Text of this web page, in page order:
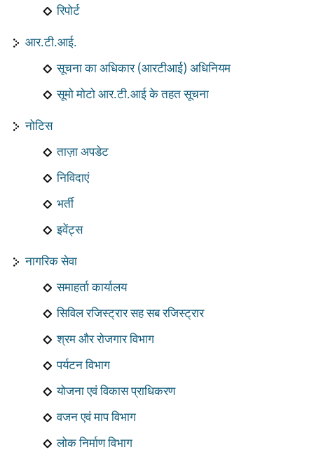
रिपोर्ट
आर.टी.आई.
सूचना का अधिकार (आरटीआई) अधिनियम
सूमो मोटो आर.टी.आई के तहत सूचना
नोटिस
ताज़ा अपडेट
निविदाएं
भर्ती
इवेंट्स
नागरिक सेवा
समाहर्ता कार्यालय
सिविल रजिस्ट्रार सह सब रजिस्ट्रार
श्रम और रोजगार विभाग
पर्यटन विभाग
योजना एवं विकास प्राधिकरण
वजन एवं माप विभाग
लोक निर्माण विभाग